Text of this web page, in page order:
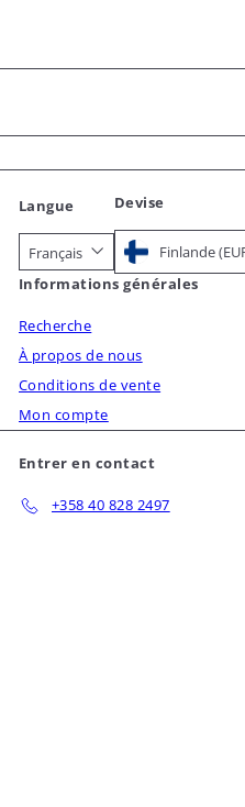
Langue
Français
Devise
Informations générales
Recherche
À propos de nous
Conditions de vente
Mon compte
Entrer en contact
+358 40 828 2497